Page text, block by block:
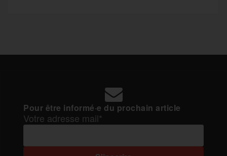
Pour être informé·e du prochain article
Votre adresse mail*